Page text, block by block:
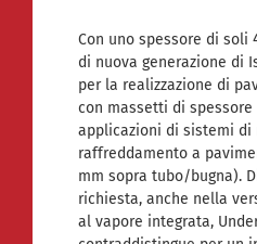
Con uno spessore di soli
di nuova generazione di
per la realizzazione di
con massetti di
applicazioni di sistemi di
raffreddamento a
mm sopra tubo/bugna).
richiesta, anche nella
al vapore integrata,